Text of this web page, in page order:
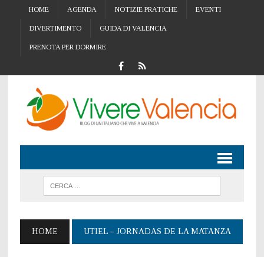
HOME AGENDA NOTIZIE PRATICHE EVENTI
DIVERTIMENTO GUIDA DI VALENCIA
PRENOTA PER DORMIRE
HOME UTIEL – JORNADAS DE LA MATANZA